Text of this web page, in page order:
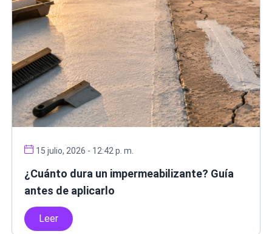
15 julio, 2026 - 12:42 p. m.
¿Cuánto dura un impermeabilizante? Guía
antes de aplicarlo
Leer